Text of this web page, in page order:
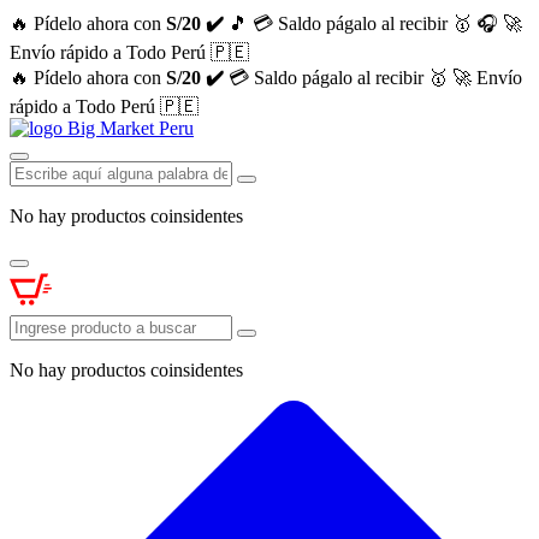
🔥 Pídelo ahora con S/20 ✔️ 🎵 💳 Saldo págalo al recibir 🥇 🎧 🚀
Envío rápido a Todo Perú 🇵🇪
🔥 Pídelo ahora con S/20 ✔️ 💳 Saldo págalo al recibir 🥇 🚀 Envío
rápido a Todo Perú 🇵🇪
No hay productos coinsidentes
No hay productos coinsidentes